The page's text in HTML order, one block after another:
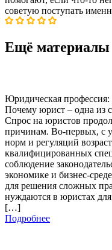
советую поступать
Ещё материалы
Юридическая профессия:
Почему юрист – одна из
Спрос на юристов
причинам. Во-первых, с
норм и регуляций
квалифицированных
соблюдение
экономике и бизнес-
для решения сложных
нуждаются в юристах
[…]
Подробнее